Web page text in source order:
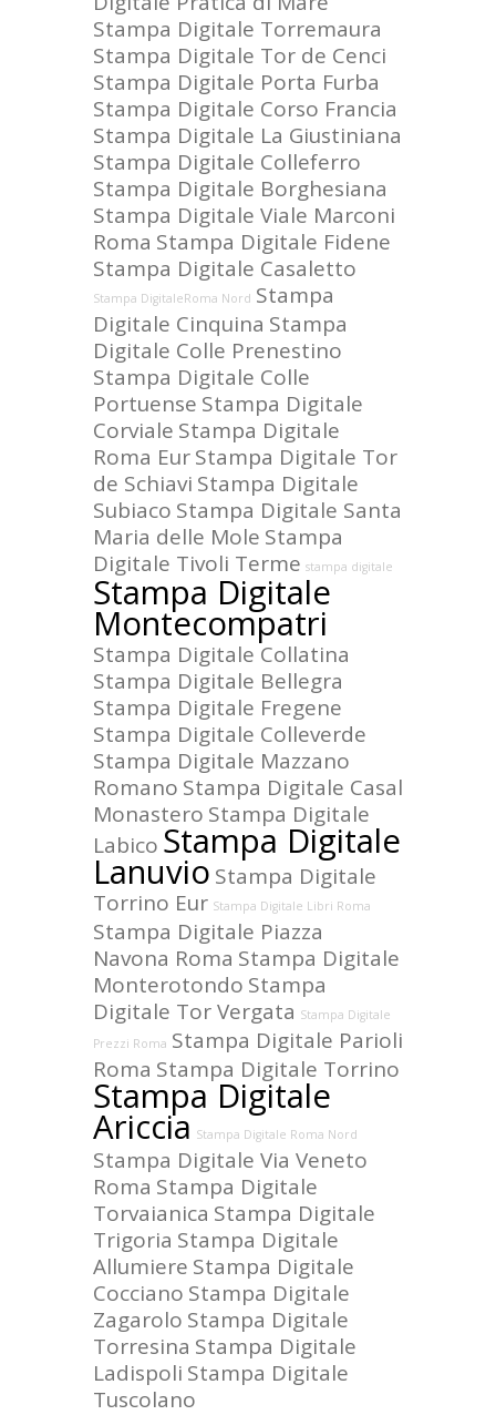
Stampa Digitale Torremaura
Stampa Digitale Tor de Cenci
Stampa Digitale Porta Furba
Stampa Digitale Corso Francia
Stampa Digitale La Giustiniana
Stampa Digitale Colleferro
Stampa Digitale Borghesiana
Stampa Digitale Viale Marconi
Roma Stampa Digitale Fidene
Stampa Digitale Casaletto
Stampa DigitaleRoma Nord Stampa
Digitale Cinquina Stampa
Digitale Colle Prenestino
Stampa Digitale Colle
Portuense Stampa Digitale
Corviale Stampa Digitale
Roma EurStampa Digitale Tor
de Schiavi Stampa Digitale
Subiaco Stampa Digitale Santa
Maria delle Mole Stampa
Digitale Tivoli Terme stampa digitale
Stampa Digitale
Montecompatri
Stampa Digitale Collatina
Stampa Digitale Bellegra
Stampa Digitale Fregene
Stampa Digitale Colleverde
Stampa Digitale Mazzano
Romano Stampa Digitale Casal
Monastero Stampa Digitale
Labico Stampa Digitale
Lanuvio Stampa Digitale
Torrino Eur Stampa Digitale Libri Roma
Stampa Digitale Piazza
Navona Roma Stampa Digitale
Monterotondo Stampa
Digitale Tor Vergata Stampa Digitale
Prezzi Roma Stampa Digitale Parioli
Roma Stampa Digitale Torrino
Stampa Digitale
Ariccia Stampa Digitale Roma Nord
Stampa Digitale Via Veneto
Roma Stampa Digitale
Torvaianica Stampa Digitale
Trigoria Stampa Digitale
Allumiere Stampa Digitale
Cocciano Stampa Digitale
Zagarolo Stampa Digitale
Torresina Stampa Digitale
Ladispoli Stampa Digitale
Tuscolano